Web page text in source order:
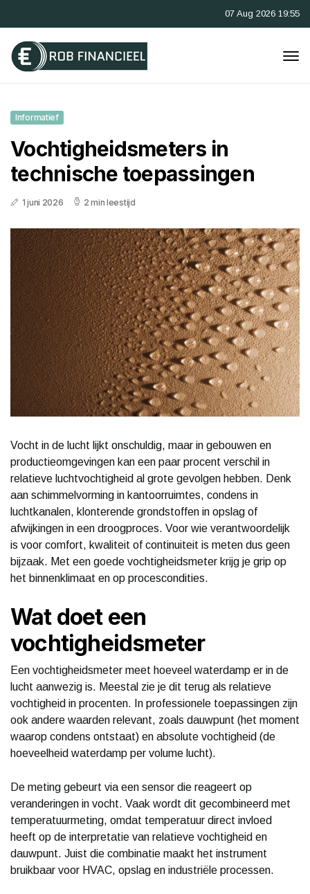
07 Aug 2026 19:55
Informatief
Vochtigheidsmeters in
technische toepassingen
1 juni 2026 2 min leestijd
Vocht in de lucht lijkt onschuldig, maar in gebouwen en
productieomgevingen kan een paar procent verschil in
relatieve luchtvochtigheid al grote gevolgen hebben. Denk
aan schimmelvorming in kantoorruimtes, condens in
luchtkanalen, klonterende grondstoffen in opslag of
afwijkingen in een droogproces. Voor wie verantwoordelijk
is voor comfort, kwaliteit of continuiteit is meten dus geen
bijzaak. Met een goede vochtigheidsmeter krijg je grip op
het binnenklimaat en op procescondities.
Wat doet een
vochtigheidsmeter
Een vochtigheidsmeter meet hoeveel waterdamp er in de
lucht aanwezig is. Meestal zie je dit terug als relatieve
vochtigheid in procenten. In professionele toepassingen zijn
ook andere waarden relevant, zoals dauwpunt (het moment
waarop condens ontstaat) en absolute vochtigheid (de
hoeveelheid waterdamp per volume lucht).
De meting gebeurt via een sensor die reageert op
veranderingen in vocht. Vaak wordt dit gecombineerd met
temperatuurmeting, omdat temperatuur direct invloed
heeft op de interpretatie van relatieve vochtigheid en
dauwpunt. Juist die combinatie maakt het instrument
bruikbaar voor HVAC, opslag en industriële processen.